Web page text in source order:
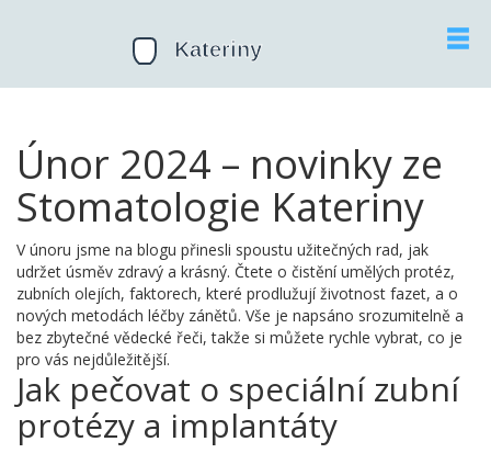
Únor 2024 – novinky ze
Stomatologie Kateriny
V únoru jsme na blogu přinesli spoustu užitečných rad, jak
udržet úsměv zdravý a krásný. Čtete o čistění umělých protéz,
zubních olejích, faktorech, které prodlužují životnost fazet, a o
nových metodách léčby zánětů. Vše je napsáno srozumitelně a
bez zbytečné vědecké řeči, takže si můžete rychle vybrat, co je
pro vás nejdůležitější.
Jak pečovat o speciální zubní
protézy a implantáty